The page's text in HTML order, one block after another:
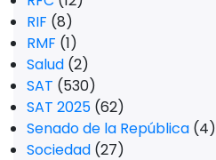
RIF (8)
RMF (1)
Salud (2)
SAT (530)
SAT 2025 (62)
Senado de la República (4)
Sociedad (27)